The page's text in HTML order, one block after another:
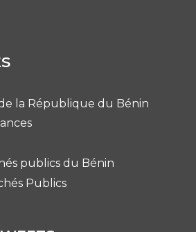
la République du Bénin
publics du Bénin
Publics